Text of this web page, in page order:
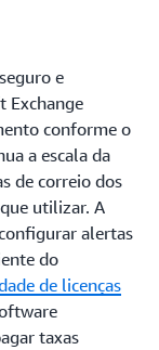
e
Exchange
conforme o
a escala da
de correio dos
utilizar. A
alertas
do
de licenças
taxas